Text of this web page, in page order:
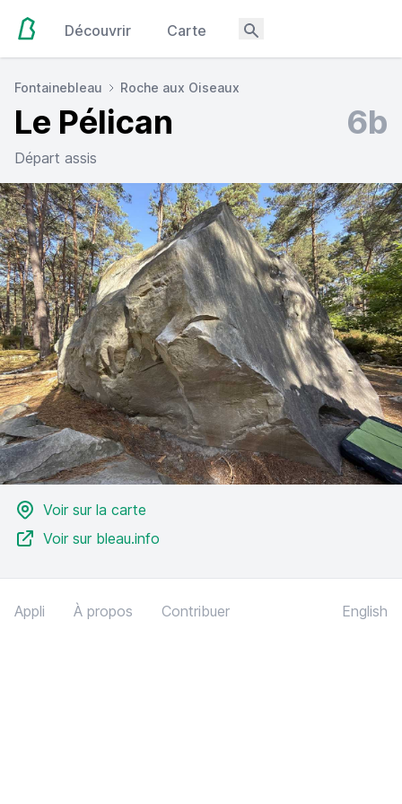
Découvrir Carte
Fontainebleau Roche aux Oiseaux
Le Pélican 6b
Départ assis
Voir sur la carte
Voir sur bleau.info
Appli À propos Contribuer English